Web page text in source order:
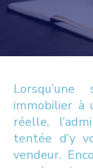
immobilier à
réelle,
tentée d’y
vendeur.